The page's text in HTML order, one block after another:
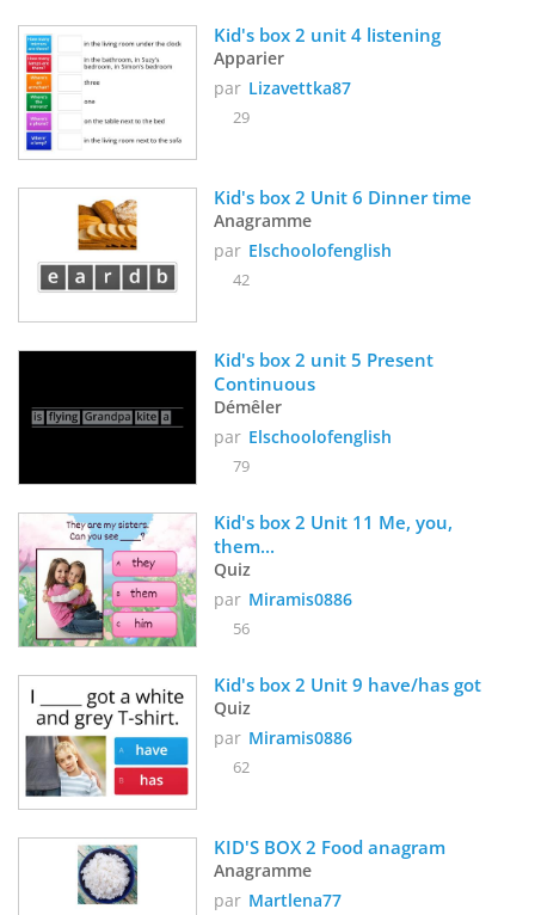
Kid's box 2 unit 4 listening
Apparier
par Lizavettka87
29
Anagramme
par Elschoolofenglish
42
Kid's box 2 unit 5 Present
Continuous
Démêler
par Elschoolofenglish
79
Kid's box 2 Unit 11 Me, you,
them...
Quiz
par Miramis0886
56
Kid's box 2 Unit 9 have/has got
Quiz
par Miramis0886
62
KID'S BOX 2 Food anagram
Anagramme
par Martlena77